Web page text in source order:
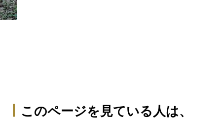
このページを見ている人は、